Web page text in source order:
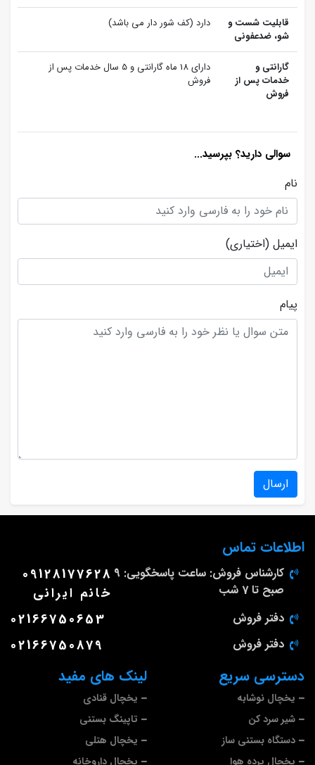
قابلیت شست و
شو، ضدعفونی
دارد (کف شور دار می باشد)
گارانتی و
خدمات پس از
فروش
دارای 18 ماه گارانتی و 5 سال خدمات پس از
فروش
سوالی دارید؟ بپرسید...
نام
ایمیل (اختیاری)
پیام
ارسال
لینک های مفید
یخچال قنادی
تاپینگ بستنی
یخچال هتلی
یخچال داروخانه
دسترسی سریع
یخچال نوشابه
شیر سرد کن
دستگاه بستنی ساز
یخچال پرده هوا
اطلاعات تماس
کارشناس فروش: ساعت پاسخگویی: 9
صبح تا 7 شب
09128177628
خانم ایرانی
دفتر فروش 02166750653
دفتر فروش 02166750879